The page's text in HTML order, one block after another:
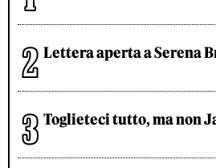
Lettera aperta a Serena
Toglieteci tutto, ma non